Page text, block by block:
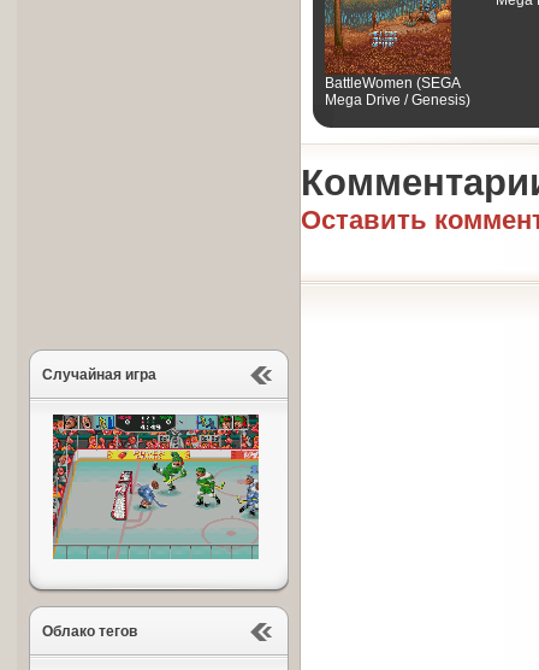
Случайная игра
Облако тегов
BattleWomen (SEGA
Mega Drive / Genesis)
Оставить